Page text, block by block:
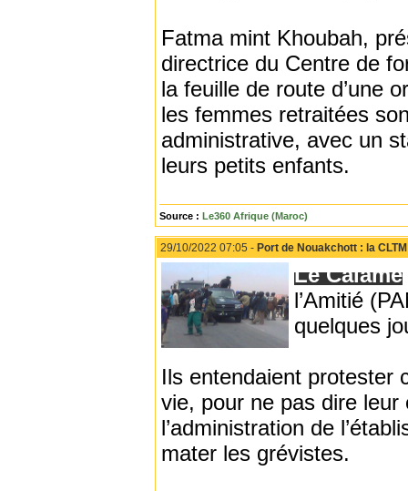
Fatma mint Khoubah,
directrice du Centre de
la feuille de route d’une
les femmes retraitées
administrative, avec un
leurs petits enfants.
Source : Le360 Afrique (Maroc)
29/10/2022 07:05 - Port de Nouakchott : la
Le Calame
l’Amitié
quelques
Ils entendaient protester
vie, pour ne pas dire
l’administration de
mater les grévistes.